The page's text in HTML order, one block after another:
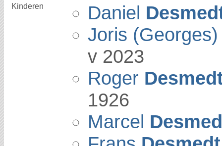
Kinderen Daniel
Joris
v 2023
Roger
1926
Marcel